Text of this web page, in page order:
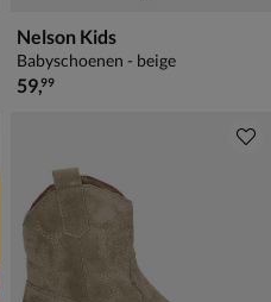
Nelson Kids
Babyschoenen - beige
€ 59,99
59,99